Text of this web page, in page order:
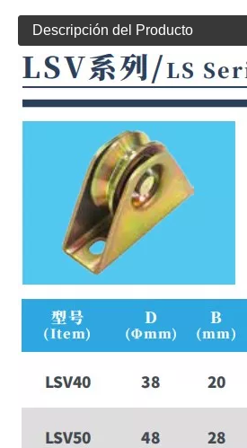
Descripción del Producto